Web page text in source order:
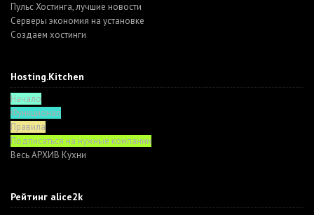
Пульс Хостинга, лучшие новости
Серверы экономия на установке
Создаем хостинги
Hosting.Kitchen
Начало
Функционал
Правила
Подписаться на нужные компании
Весь АРХИВ Кухни
Рейтинг alice2k